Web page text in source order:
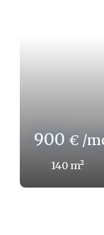
600 € /
128 m²